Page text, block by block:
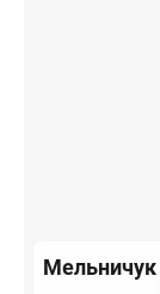
Мельничук